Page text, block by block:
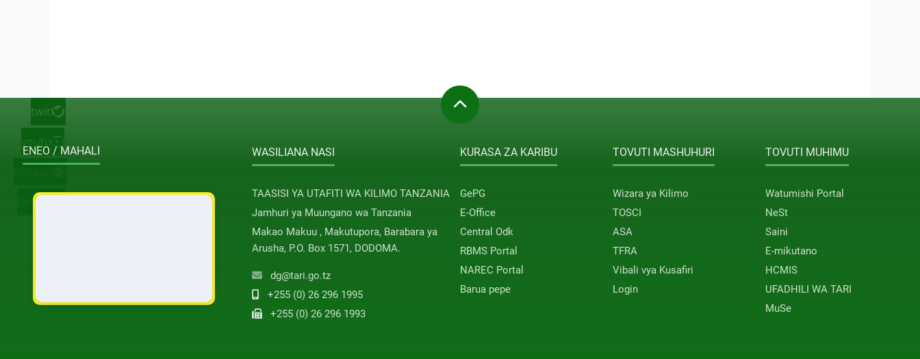
twitter
youtube
facebook
ENEO / MAHALI WASILIANA NASI
TAASISI YA UTAFITI WA KILIMO TANZANIA
Jamhuri ya Muungano wa Tanzania
Makao Makuu , Makutupora, Barabara ya
Arusha, P.O. Box 1571, DODOMA.
dg@tari.go.tz
+255 (0) 26 296 1995
+255 (0) 26 296 1993
KURASA ZA KARIBU
GePG
E-Office
Central Odk
RBMS Portal
NAREC Portal
Barua pepe
TOVUTI MASHUHURI
Wizara ya Kilimo
TOSCI
ASA
TFRA
Vibali vya Kusafiri
Login
TOVUTI MUHIMU
Watumishi Portal
NeSt
Saini
E-mikutano
HCMIS
UFADHILI WA TARI
MuSe